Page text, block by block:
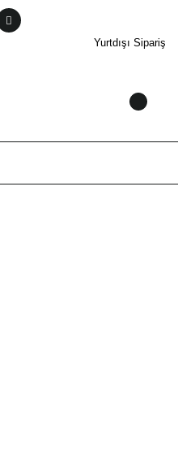
Yurtdışı Sipariş